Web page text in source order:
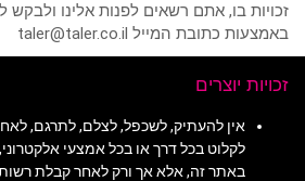
זכויות בו, אתם רשאים לפנות אלינו
באמצעות כתובת המייל taler@taler.co.il
זכויות יוצרים
אין להעתיק, לשכפל, לצלם, לתרגם,
לקלוט בכל דרך או בכל אמצעי
באתר זה, אלא אך ורק לאחר קבלת